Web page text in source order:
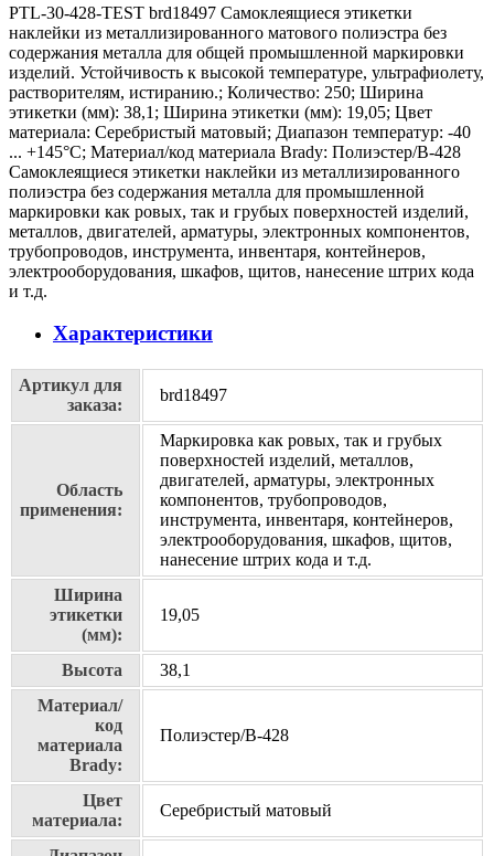
PTL-30-428-TEST brd18497 Самоклеящиеся этикетки
наклейки из металлизированного матового полиэстра без
содержания металла для общей промышленной маркировки
изделий. Устойчивость к высокой температуре, ультрафиолету,
растворителям, истиранию.; Количество: 250; Ширина
этикетки (мм): 38,1; Ширина этикетки (мм): 19,05; Цвет
материала: Серебристый матовый; Диапазон температур: -40
... +145°С; Материал/код материала Brady: Полиэстер/В-428
Самоклеящиеся этикетки наклейки из металлизированного
полиэстра без содержания металла для промышленной
маркировки как ровых, так и грубых поверхностей изделий,
металлов, двигателей, арматуры, электронных компонентов,
трубопроводов, инструмента, инвентаря, контейнеров,
электрооборудования, шкафов, щитов, нанесение штрих кода
и т.д.
Характеристики
Артикул для
заказа:
brd18497
Область
применения:
Маркировка как ровых, так и грубых
поверхностей изделий, металлов,
двигателей, арматуры, электронных
компонентов, трубопроводов,
инструмента, инвентаря, контейнеров,
электрооборудования, шкафов, щитов,
нанесение штрих кода и т.д.
Ширина
этикетки
(мм):
19,05
Высота
38,1
Материал/
код
материала
Brady:
Полиэстер/В-428
Цвет
материала:
Серебристый матовый